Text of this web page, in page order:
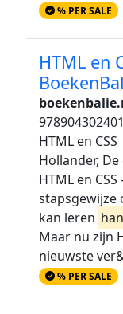
% PER SALE
HTML en
HTML en
Hollander,
HTML en
stapsgewijze
kan leren
Maar nu zijn
nieuwste
% PER SALE